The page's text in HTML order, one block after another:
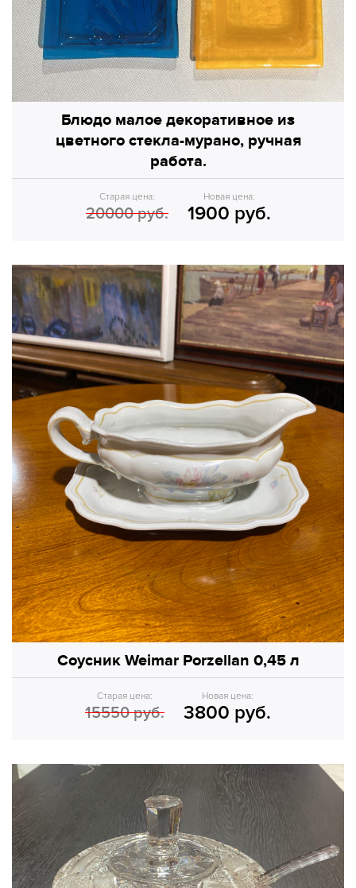
Блюдо малое декоративное из
цветного стекла-мурано, ручная
работа.
Старая цена:
20000 руб.
Новая цена:
1900 руб.
Соусник Weimar Porzellan 0,45 л
Старая цена:
15550 руб.
Новая цена:
3800 руб.